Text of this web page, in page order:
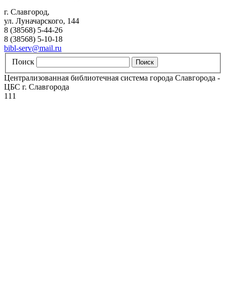
г. Славгород,
ул. Луначарского, 144
8 (38568) 5-44-26
8 (38568) 5-10-18
bibl-serv@mail.ru
Поиск
Централизованная библиотечная система города Славгорода -
ЦБС г. Славгорода
111